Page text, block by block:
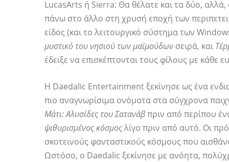
LucasArts ή Sierra: Θα θέλατε και τα δύο,
πάνω στο άλλο στη χρυσή εποχή των
είδος (και το λειτουργικό σύστημα των
μυστικό του νησιού των μαϊμούδων σειρά, και
έδειξε να επισκέπτονται τους φίλους με κάθε
Η Daedalic Entertainment ξεκίνησε ως ένα
πιο αναγνωρίσιμα ονόματα στα σύγχρονα
Μάτι: Αλυσίδες του Σατανάβπριν από περίπου
ψιθυρισμένος κόσμοςλίγο πριν από αυτό. Οι
σκοτεινούς φανταστικούς κόσμους που
Ωστόσο, ο Daedalic ξεκίνησε με ανόητα,